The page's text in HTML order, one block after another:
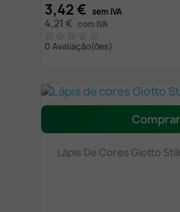
3,42 € sem IVA
4,21 € com IVA
0 Avaliação(ões)
Comprar
Lápis De Cores Giotto